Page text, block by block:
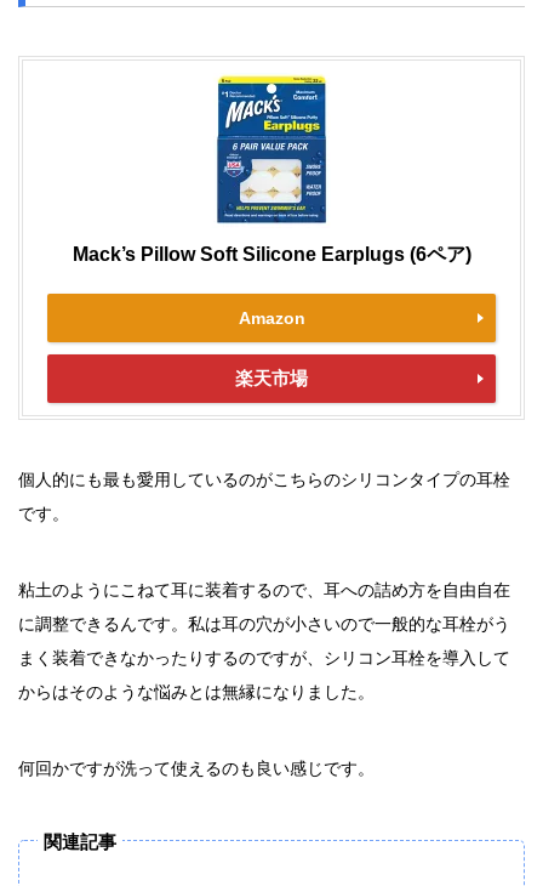
Mack’s Pillow Soft Silicone Earplugs (6ペア)
Amazon
楽天市場
個人的にも最も愛用しているのがこちらのシリコンタイプの耳栓
です。
粘土のようにこねて耳に装着するので、耳への詰め方を自由自在
に調整できるんです。私は耳の穴が小さいので一般的な耳栓がう
まく装着できなかったりするのですが、シリコン耳栓を導入して
からはそのような悩みとは無縁になりました。
何回かですが洗って使えるのも良い感じです。
関連記事